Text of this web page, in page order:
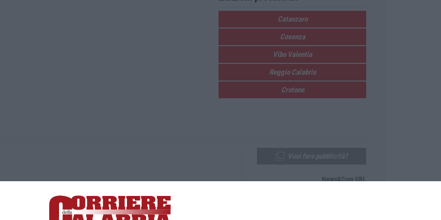
Catanzaro
Cosenza
Vibo Valentia
Reggio Calabria
Crotone
Lamezia Terme (CZ)
responsabile Paola Militano |Privacy
News&Com SRL